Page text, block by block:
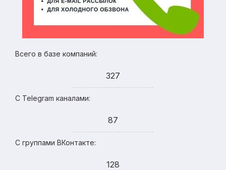
Всего в базе компаний:
327
С Telegram каналами:
87
С группами ВКонтакте:
128